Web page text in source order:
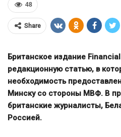
48
Share
Британское издание
редакционную статью, в
необходимость
Минску со стороны МВФ. В
британские журналисты,
Россией.